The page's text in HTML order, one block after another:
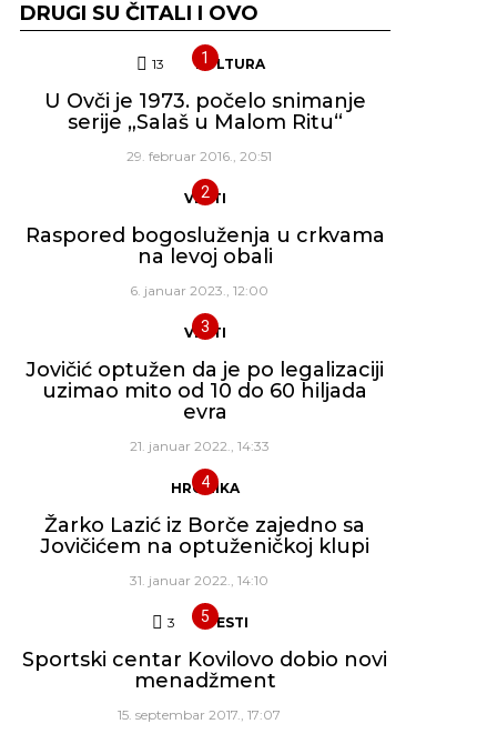
DRUGI SU ČITALI I OVO
13 Komentara
KULTURA
U Ovči je 1973. počelo snimanje
serije „Salaš u Malom Ritu“
29. februar 2016., 20:51
VESTI
Raspored bogosluženja u crkvama
na levoj obali
6. januar 2023., 12:00
VESTI
Jovičić optužen da je po legalizaciji
uzimao mito od 10 do 60 hiljada
evra
21. januar 2022., 14:33
HRONIKA
Žarko Lazić iz Borče zajedno sa
Jovičićem na optuženičkoj klupi
31. januar 2022., 14:10
3 Komentara
VESTI
Sportski centar Kovilovo dobio novi
menadžment
15. septembar 2017., 17:07